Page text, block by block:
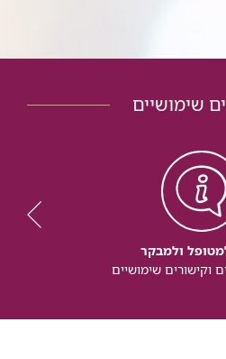
שימושיים
ולמבקר
וקישורים שימושיים